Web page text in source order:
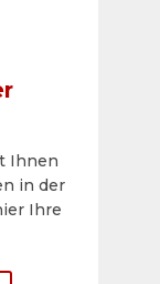
Ihnen
in der
Ihre